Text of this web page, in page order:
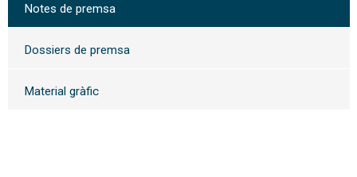
Notes de premsa
Dossiers de premsa
Material gràfic